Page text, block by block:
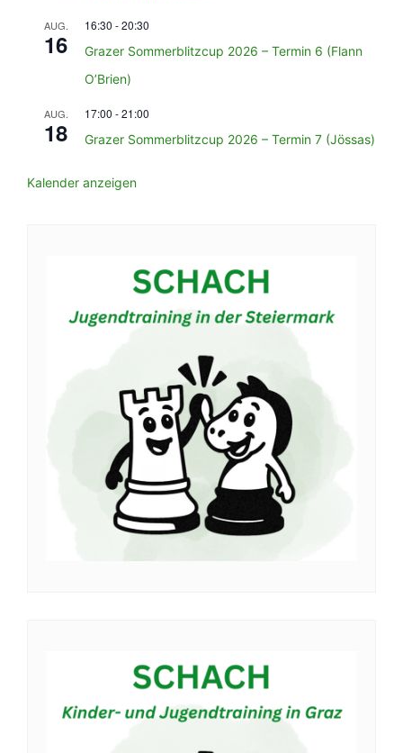
AUG.
16
16:30 -20:30
Grazer Sommerblitzcup 2026 – Termin 6 (Flann
O’Brien)
AUG.
18
17:00 -21:00
Grazer Sommerblitzcup 2026 – Termin 7 (Jössas)
Kalender anzeigen